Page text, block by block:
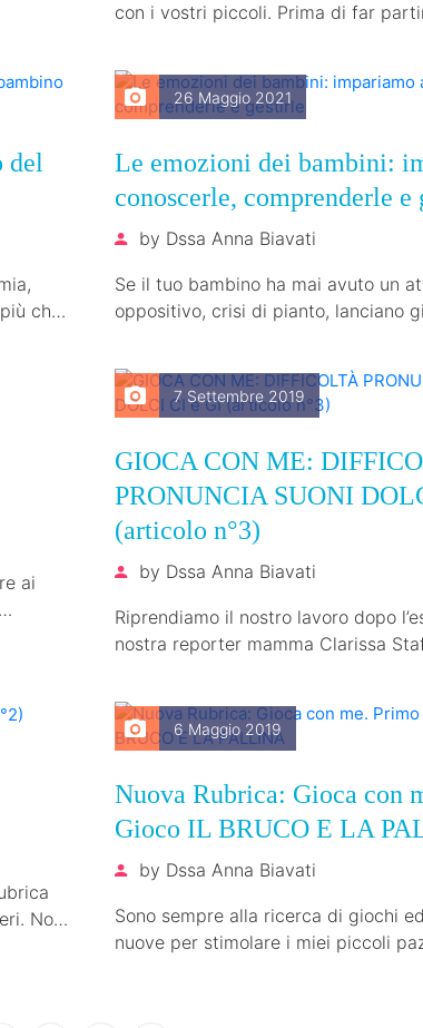
con i vostri piccoli. Prima di far
del
che
26 Maggio 2021
Le emozioni dei bambini:
conoscerle, comprenderle e
by Dssa Anna Biavati
Se il tuo bambino ha mai avuto un
oppositivo, crisi di pianto, lanciano
ai
7 Settembre 2019
GIOCA CON ME:
PRONUNCIA SUONI
(articolo n°3)
by Dssa Anna Biavati
Riprendiamo il nostro lavoro dopo
nostra reporter mamma Clarissa
Non
6 Maggio 2019
Nuova Rubrica: Gioca con
Gioco IL BRUCO E LA
by Dssa Anna Biavati
Sono sempre alla ricerca di giochi
nuove per stimolare i miei piccoli